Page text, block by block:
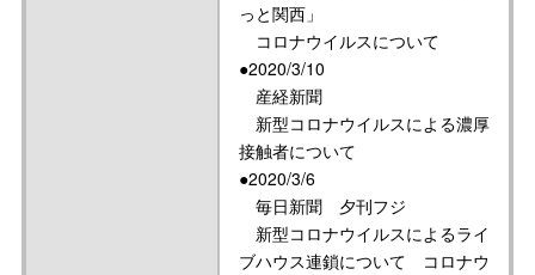
っと関西」
コロナウイルスについて
●2020/3/10
産経新聞
新型コロナウイルスによる濃厚
接触者について
●2020/3/6
毎日新聞 夕刊フジ
新型コロナウイルスによるライ
ブハウス連鎖について コロナウ